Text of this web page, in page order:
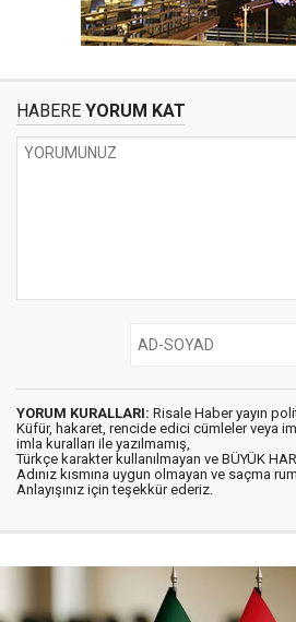
HABERE YORUM KAT
YORUM KURALLARI: Risale Haber yayın
Küfür, hakaret, rencide edici cümleler veya
imla kuralları ile yazılmamış,
Türkçe karakter kullanılmayan ve BÜYÜK
Adınız kısmına uygun olmayan ve saçma
Anlayışınız için teşekkür ederiz.